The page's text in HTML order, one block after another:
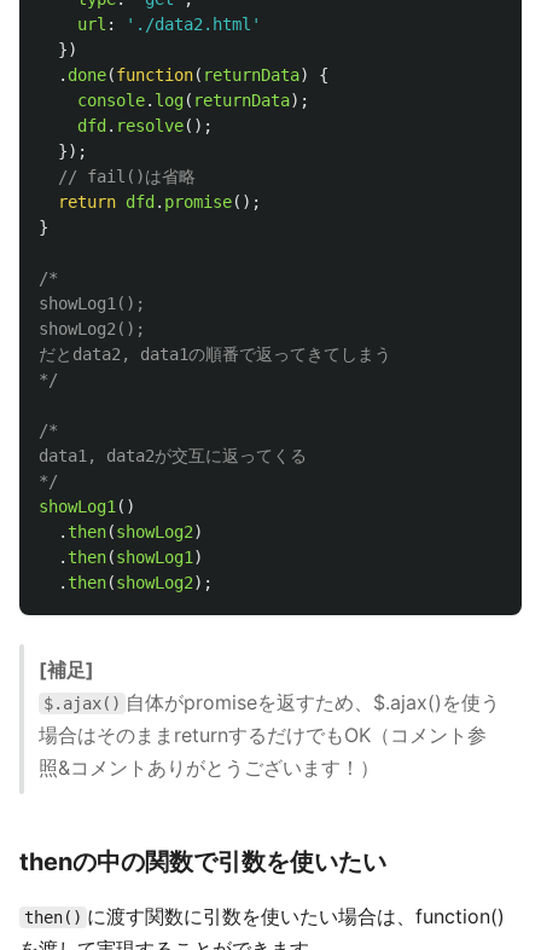
url : ' ./data2.html '
})
. done(function( returnData)
{
console. log( returnData);
dfd . resolve();
});
// fail()は省略
return dfd . promise();
}
/*
showLog1();
showLog2();
だとdata2, data1の順番で返ってきてしまう
*/
/*
data1, data2が交互に返ってくる
*/
showLog1 ()
. then(showLog2)
. then(showLog1 )
. then(showLog2);
[補足]
$.ajax() 自体がpromiseを返すため、$.ajax()を使う
場合はそのままreturnするだけでもOK（コメント参
照&コメントありがとうございます！）
thenの中の関数で引数を使いたい
then() に渡す関数に引数を使いたい場合は、function()